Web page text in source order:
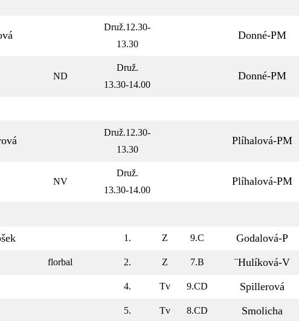
Druž.12.30-
13.30
Donné-PM
ND
Druž.
13.30-14.00
Donné-PM
Druž.12.30-
13.30
Plíhalová-PM
NV
Druž.
13.30-14.00
Plíhalová-PM
1. Z 9.C Godalová-P
florbal 2. Z 7.B ¨Hulíková-V
4. Tv 9.CD Spillerová
5. Tv 8.CD Smolicha